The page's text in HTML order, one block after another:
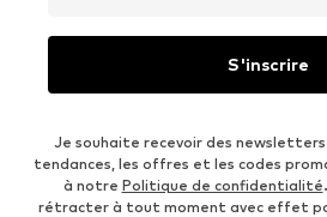
S'inscrire
Je souhaite recevoir des newsletters
tendances, les offres et les codes
à notre Politique de confidentialité
rétracter à tout moment avec effet